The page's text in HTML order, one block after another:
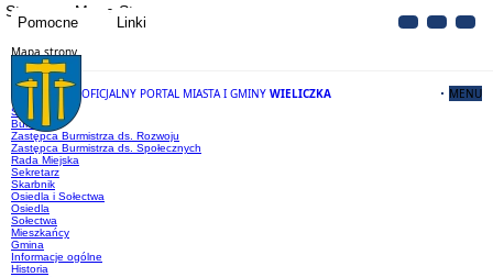
Pomocne Linki
OFICJALNY PORTAL MIASTA I GMINY WIELICZKA MENU
Strona Mapa Strony
Mapa strony
Menu główne
Samorząd
Burmistrz
Zastępca Burmistrza ds. Rozwoju
Zastępca Burmistrza ds. Społecznych
Rada Miejska
Sekretarz
Skarbnik
Osiedla i Sołectwa
Osiedla
Sołectwa
Mieszkańcy
Gmina
Informacje ogólne
Historia